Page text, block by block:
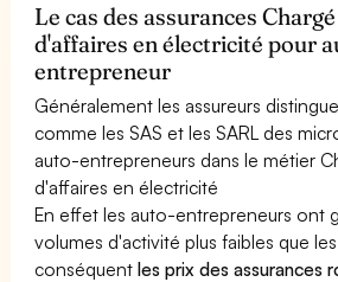
Le cas des assurances
d'affaires en électricité pour
entrepreneur
Généralement les assureurs
comme les SAS et les SARL des
auto-entrepreneurs dans le métier
d'affaires en électricité
En effet les auto-entrepreneurs ont
volumes d'activité plus faibles que
conséquentles prix des assurances